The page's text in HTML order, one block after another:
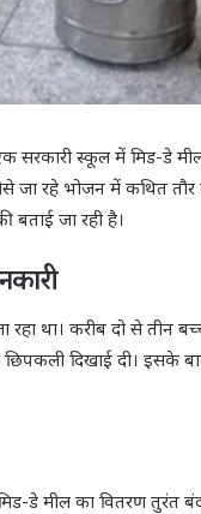
सरकारी स्कूल में मिड-डे
जा रहे भोजन में कथित
बताई जा रही है।
था। करीब दो से तीन
दिखाई दी। इसके
डे मील का वितरण तुरंत